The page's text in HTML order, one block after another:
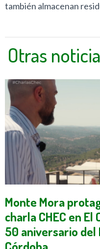
también almacenan
Otras
Monte Mora
charla CHEC en
50 aniversario del